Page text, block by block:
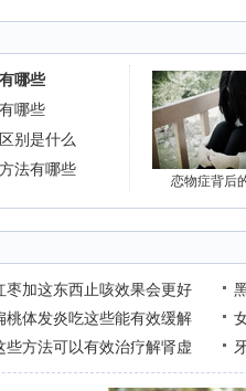
哪些
哪些
别是什么
法有哪些
恋物症背后
枣加这东西止咳效果会更好
桃体发炎吃这些能有效缓解
些方法可以有效治疗解肾虚